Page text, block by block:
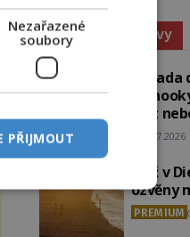
Paranormální jevy
žert
29.7.2026
Pláž v
ozvěny
PREMIUM
Nezařazené
soubory
PŘIJMOUT